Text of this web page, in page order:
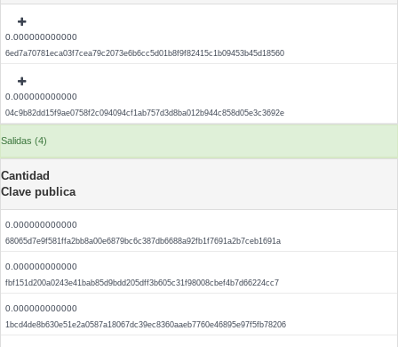
0.000000000000
6ed7a70781eca03f7cea79c2073e6b6cc5d01b8f9f82415c1b09453b45d18560
0.000000000000
04c9b82dd15f9ae0758f2c094094cf1ab757d3d8ba012b944c858d05e3c3692e
Salidas (4)
Cantidad
Clave publica
0.000000000000
68065d7e9f581ffa2bb8a00e6879bc6c387db6688a92fb1f7691a2b7ceb1691a
0.000000000000
fbf151d200a0243e41bab85d9bdd205dff3b605c31f98008cbef4b7d66224cc7
0.000000000000
1bcd4de8b630e51e2a0587a18067dc39ec8360aaeb7760e46895e97f5fb78206